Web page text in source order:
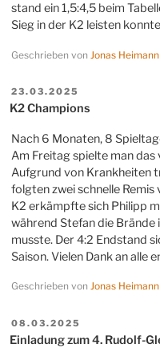
stand ein 1,5:4,5 beim
Sieg in der K2 leisten
Geschrieben von Jonas Heimann
VERÖFFENTLICHT
AM
23.03.2025
K2 Champions
Nach 6 Monaten, 8
Am Freitag spielte man
Aufgrund von Krankheiten
folgten zwei schnelle
K2 erkämpfte sich Philipp
während Stefan die Brände
musste. Der 4:2 Endstand
Saison. Vielen Dank an alle
Geschrieben von Jonas Heimann
VERÖFFENTLICHT
AM
08.03.2025
Einladung zum 4. Rudolf-